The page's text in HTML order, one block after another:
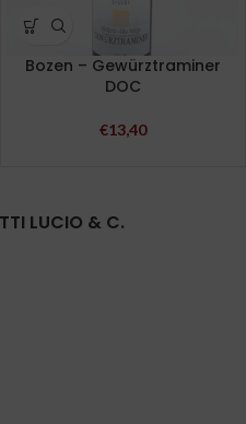
Bozen – Gewürztraminer
DOC
€13,40
LUCIO & C.